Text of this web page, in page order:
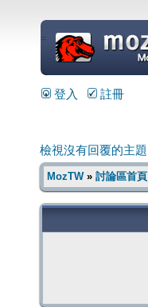
=
登入 註冊
檢視沒有回覆的主題
MozTW» 討論區首頁